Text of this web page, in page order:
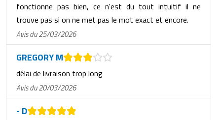
fonctionne pas bien, ce n'est du tout intuitif il ne
trouve pas si on ne met pas le mot exact et encore.
Avis du 25/03/2026
GREGORY M
délai de livraison trop long
Avis du 20/03/2026
- D